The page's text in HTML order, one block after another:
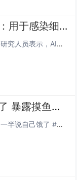
美国科学家首次用AI设计出病毒：用于感染细菌 不会对人类构成威胁
快科技8月7日消息，据媒体报道，近日，美国研究人员表示，AI已被用于设计全新的病毒。这些病毒具备完整功能，并能够在实验室中复制，这也是AI首次成功设计出完整的病毒基因组。研究人员最终制造出16种新型病毒，它们被设计用于感染细菌，不会对人类构...
DeepSeek推理到一半说自己饿了 暴露摸鱼日常
2026 年 8 月 6 日，话题 #DeepSeek 推理到一半说自己饿了 #登上社交平台热搜。有网友晒出 DeepSeek 深度思考模式下的推理过程，AI 在正经分析问题的中途突然走神惦记午饭，引发热议。DeepSeek推理到一半说自己...